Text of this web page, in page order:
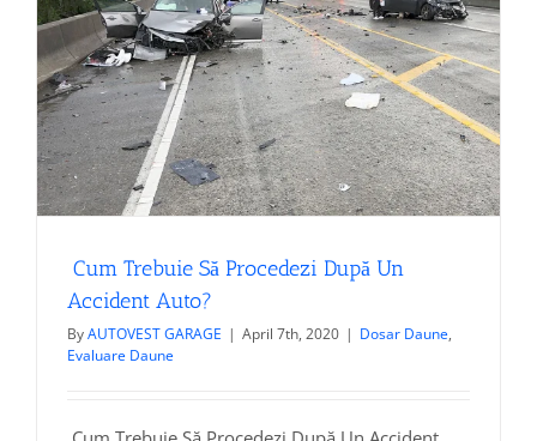
Cum Trebuie Să Procedezi După Un
Accident Auto?
ByAUTOVEST GARAGE | April 7th, 2020 | Dosar Daune,
Evaluare Daune